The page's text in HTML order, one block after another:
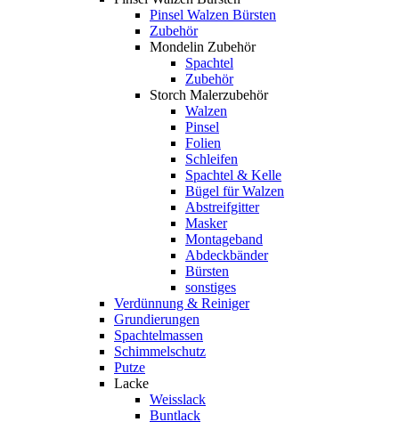
Pinsel Walzen Bürsten
Zubehör
Mondelin Zubehör
Spachtel
Zubehör
Storch Malerzubehör
Walzen
Pinsel
Folien
Schleifen
Spachtel & Kelle
Bügel für Walzen
Abstreifgitter
Masker
Montageband
Abdeckbänder
Bürsten
sonstiges
Verdünnung & Reiniger
Grundierungen
Spachtelmassen
Schimmelschutz
Putze
Lacke
Weisslack
Buntlack